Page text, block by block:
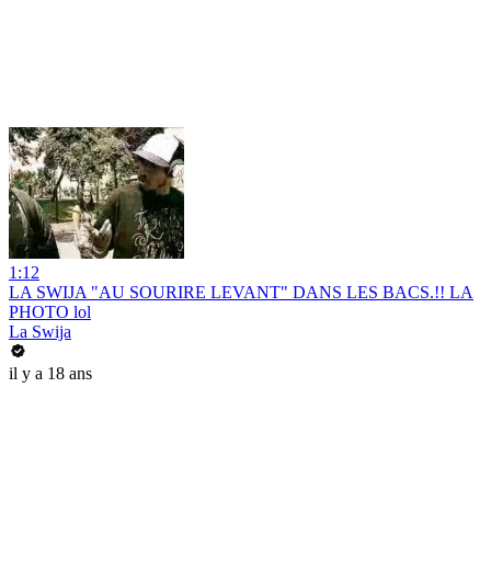
1:12
LA SWIJA "AU SOURIRE LEVANT" DANS LES BACS.!! LA
PHOTO lol
La Swija
il y a 18 ans